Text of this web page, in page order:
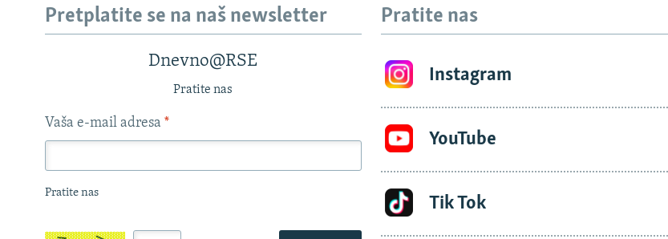
Pretplatite se na naš newsletter
Dnevno@RSE
Pratite nas
Vaša e-mail adresa *
Pratite nas
Pratite nas
Instagram
YouTube
Tik Tok